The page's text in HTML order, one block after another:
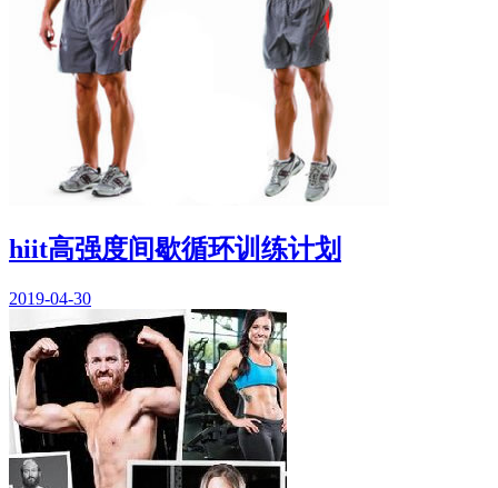
hiit高强度间歇循环训练计划
2019-04-30